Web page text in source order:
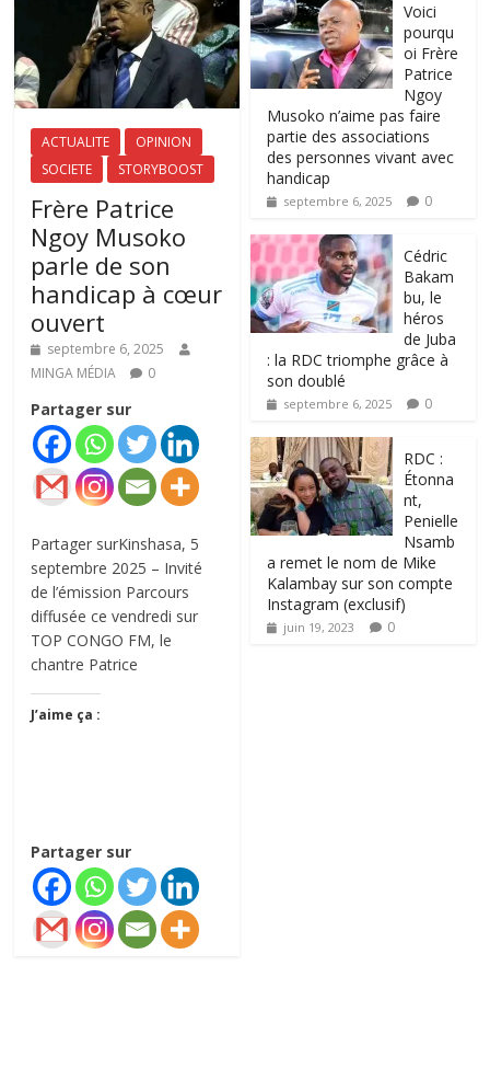
ACTUALITE
OPINION
SOCIETE
STORYBOOST
Frère Patrice
Ngoy Musoko
parle de son
handicap à cœur
ouvert
septembre 6, 2025
MINGA MÉDIA
0
Partager sur
Partager surKinshasa, 5
septembre 2025 – Invité
de l’émission Parcours
diffusée ce vendredi sur
TOP CONGO FM, le
chantre Patrice
J’aime ça :
Partager sur
Voici
pourqu
oi Frère
Patrice
Ngoy
Musoko n’aime pas faire
partie des associations
des personnes vivant avec
handicap
septembre 6, 2025 0
‎Cédric
Bakam
bu, le
héros
de Juba
: la RDC triomphe grâce à
son doublé
septembre 6, 2025 0
RDC :
Étonna
nt,
Penielle
Nsamb
a remet le nom de Mike
Kalambay sur son compte
Instagram (exclusif)
juin 19, 2023 0